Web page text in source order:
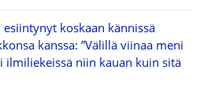
koskaan kännissä
kanssa: ”Välillä viinaa meni
ilmiliekeissä niin kauan kuin sitä